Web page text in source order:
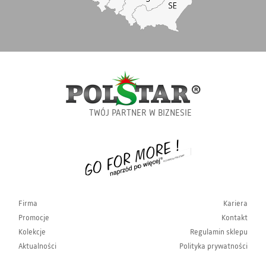
TWÓJ PARTNER W BIZNESIE
Firma
Promocje
Kolekcje
Aktualności
Kariera
Kontakt
Regulamin sklepu
Polityka prywatności